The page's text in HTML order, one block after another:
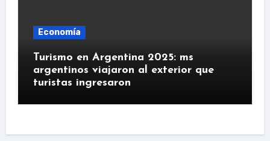
Economía
Turismo en Argentina 2025: ms
argentinos viajaron al exterior que
turistas ingresaron